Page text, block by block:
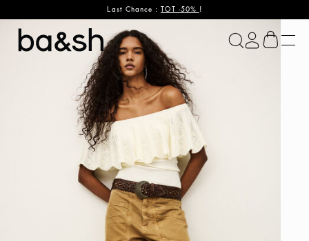
Last Chance : TOT -50% !
ba&sh